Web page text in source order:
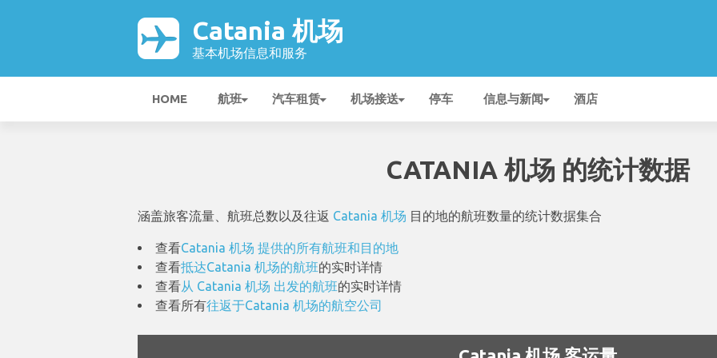
Catania 机场
基本机场信息和服务
HOME 航班 汽车租赁 机场接送 停车 信息与新闻 酒店
CATANIA 机场 的统计数据
涵盖旅客流量、航班总数以及往返 Catania 机场 目的地的航班数量的统计数据集合
查看Catania 机场 提供的所有航班和目的地
查看抵达Catania 机场的航班的实时详情
查看从 Catania 机场 出发的航班的实时详情
查看所有往返于Catania 机场的航空公司